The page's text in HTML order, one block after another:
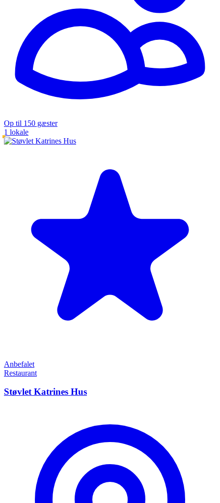
Op til 150 gæster
1 lokale
Anbefalet
Restaurant
Støvlet Katrines Hus